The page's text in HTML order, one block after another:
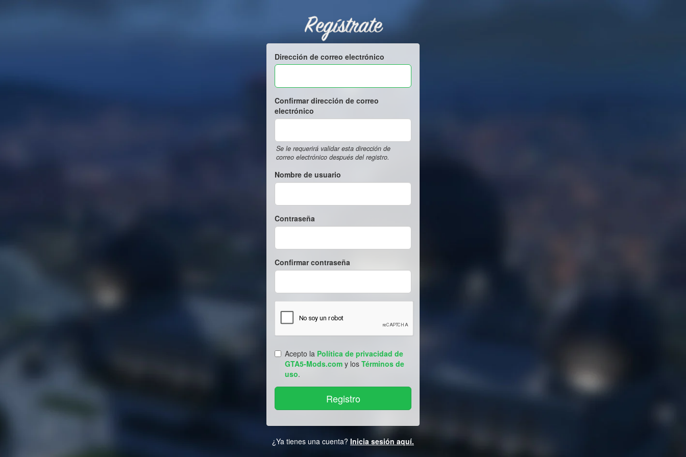
Regístrate
Dirección de correo electrónico
Confirmar dirección de correo
electrónico
Se le requerirá validar esta dirección de
correo electrónico después del registro.
Nombre de usuario
Contraseña
Confirmar contraseña
Acepto la Política de privacidad de
GTA5-Mods.com y los Términos de
uso.
¿Ya tienes una cuenta? Inicia sesión aquí.